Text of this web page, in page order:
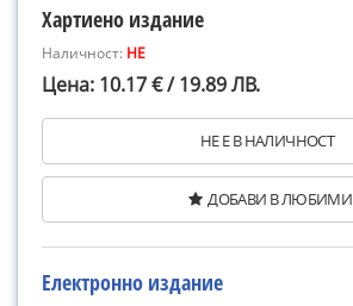
Хартиено издание
Наличност: НЕ
Цена: 10.17 € / 19.89 ЛВ.
НЕ Е В НАЛИЧНОСТ
ДОБАВИ В ЛЮБИМИ
Електронно издание